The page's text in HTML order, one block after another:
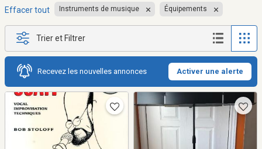
Effacer tout Instruments de musique Équipements
Trier et Filtrer
Recevez les nouvelles annonces Activer une alerte